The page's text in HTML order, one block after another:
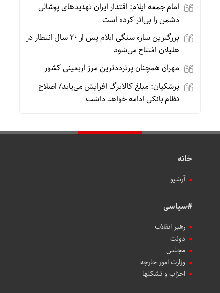
امام جمعه ایلام: اقتدار ایران تهدیدهای پوشالی
دشمن را بی‌اثر کرده است
بزرگترین سازه سنگی ایلام پس از ۲۰ سال انتظار در
هلیلان افتتاح می‌شود
مهران همچنان پرترددترین مرز اربعینی کشور
پزشکیان: مبلغ کالابرگ افزایش می‌یابد/ اصلاح
نظام بانکی ادامه خواهد داشت
خانه
آرشیو
#سیاسی
رهبر انقلاب
دولت
مجلس
وزارت امور خارجه
احزاب و تشکلها